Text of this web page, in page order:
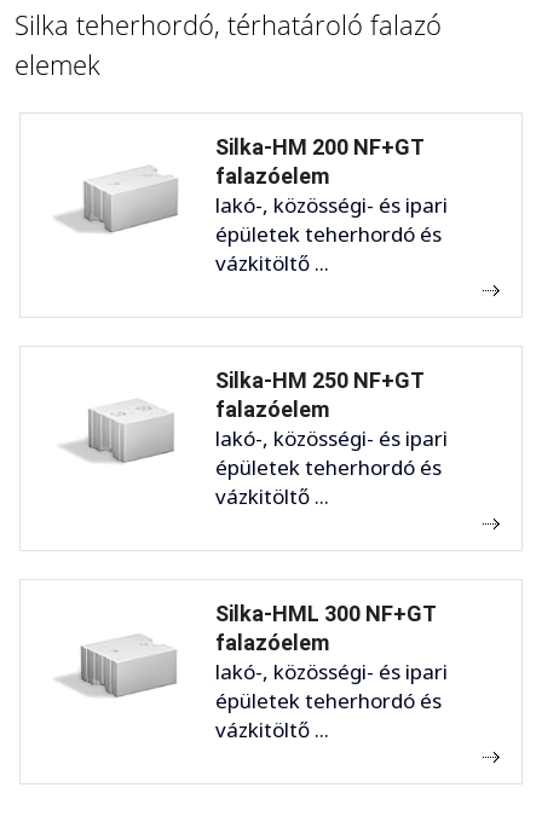
Silka teherhordó, térhatároló falazó
elemek
Silka-HM 200 NF+GT
falazóelem
lakó-, közösségi- és ipari
épületek teherhordó és
vázkitöltő ...
Silka-HM 250 NF+GT
falazóelem
lakó-, közösségi- és ipari
épületek teherhordó és
vázkitöltő ...
Silka-HML 300 NF+GT
falazóelem
lakó-, közösségi- és ipari
épületek teherhordó és
vázkitöltő ...